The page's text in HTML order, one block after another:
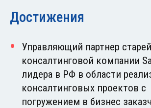
Достижения
Управляющий партнер
консалтинговой компании
лидера в РФ в области
консалтинговых проектов с
погружением в бизнес